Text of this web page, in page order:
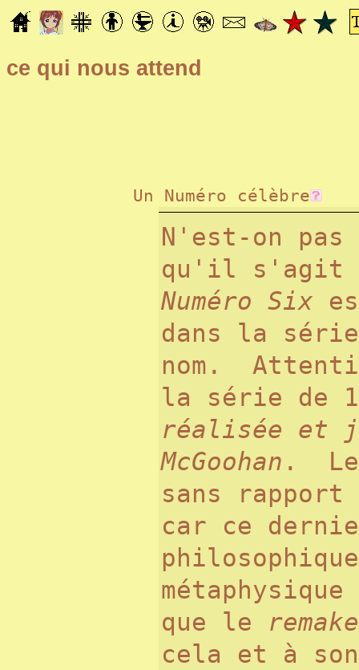
ce qui nous attend
Un Numéro célèbre
N'est-on pas
qu'il s'agit
Numéro Six
dans la série
nom.
la série de
réalisée et
McGoohan .
sans
car ce
que le remake
cela et à